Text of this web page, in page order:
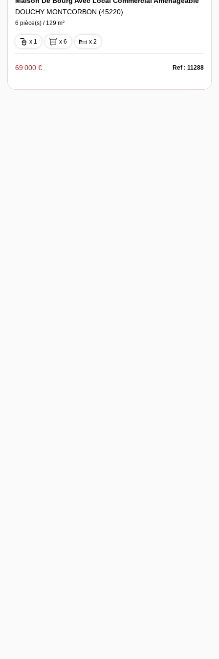
DOUCHY MONTCORBON (45220)
6 pièce(s) / 129 m²
x 1 x 6 x 2
69 000 € Ref : 11288